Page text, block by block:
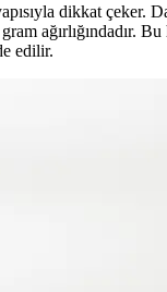
dikkat çeker.
ağırlığındadır.
edilir.